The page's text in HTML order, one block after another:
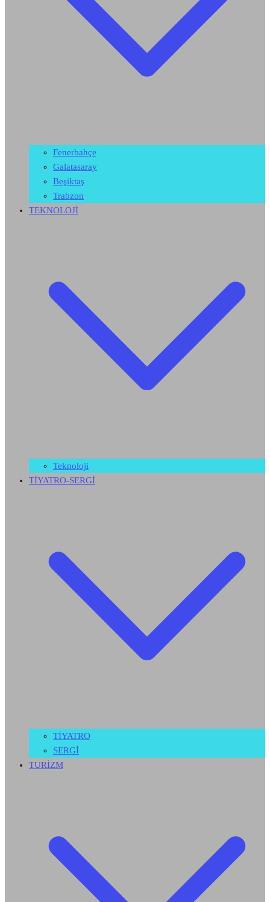
Fenerbahçe
Galatasaray
Beşiktaş
Trabzon
TEKNOLOJİ
Teknoloji
TİYATRO-SERGİ
TİYATRO
SERGİ
TURİZM